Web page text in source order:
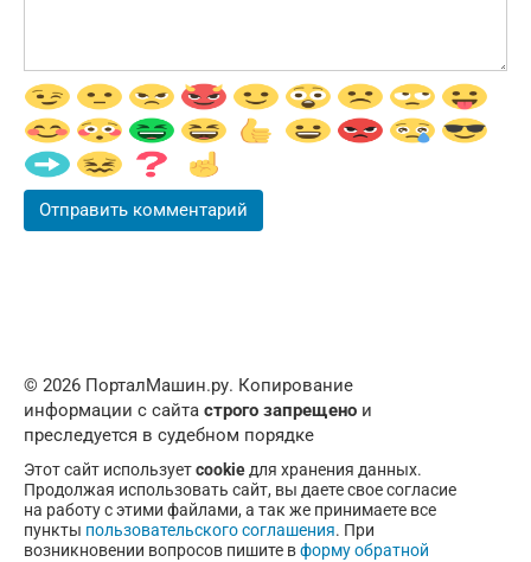
© 2026 ПорталМашин.ру. Копирование
информации с сайта строго запрещено и
преследуется в судебном порядке
Этот сайт используетcookie для хранения данных.
Продолжая использовать сайт, вы даете свое согласие
на работу с этими файлами, а так же принимаете все
пункты пользовательского соглашения. При
возникновении вопросов пишите вформу обратной